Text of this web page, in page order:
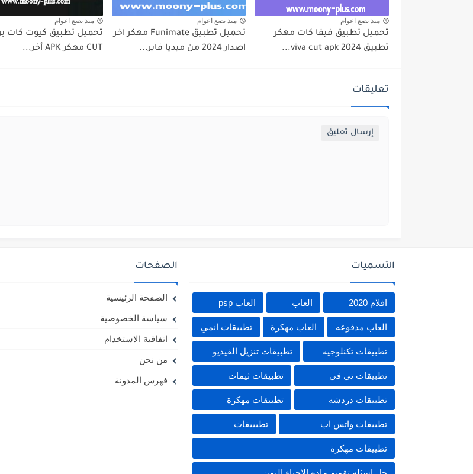
منذ بضع اعوام
تحميل تطبيق فيفا كات مهكر
تطبيق viva cut apk 2024...
منذ بضع اعوام
تحميل تطبيق Funimate مهكر اخر
اصدار 2024 من ميديا فاير...
منذ بضع اعوام
CUT مهكر APK أخر...
تعليقات
إرسال تعليق
التسميات
افلام 2020 العاب العاب psp
العاب مدفوعه العاب مهكرة تطبيقات انمي
تطبيقات تكنلوجيه تطبيقات تنزيل الفيديو
تطبيقات تي في تطبيقات ثيمات
تطبيقات دردشه تطبيقات مهكرة
تطبيقات واتس اب تطبييقات
تطييقات مهكرة
الصفحات
الصفحة الرئيسية
سياسة الخصوصية
اتفاقية الاستخدام
من نحن
فهرس المدونة